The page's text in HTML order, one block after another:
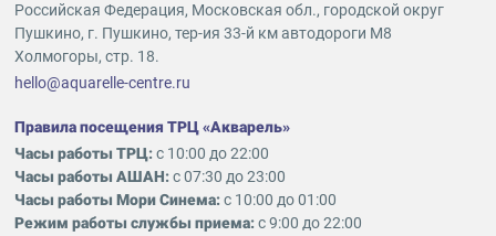
Российская Федерация, Московская обл., городской округ
Пушкино, г. Пушкино, тер-ия 33-й км автодороги М8
Холмогоры, стр. 18.
hello@aquarelle-centre.ru
Правила посещения ТРЦ «Акварель»
Часы работы ТРЦ:с 10:00 до 22:00
Часы работы АШАН:с 07:30 до 23:00
Часы работы Мори Синема:с 10:00 до 01:00
Режим работы службы приема:с 9:00 до 22:00